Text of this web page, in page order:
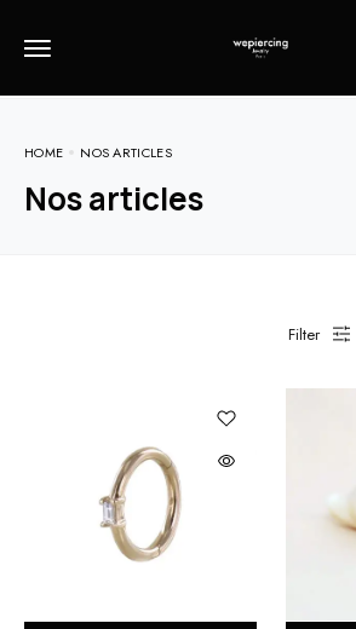
HOME NOS ARTICLES
Nos articles
Filter